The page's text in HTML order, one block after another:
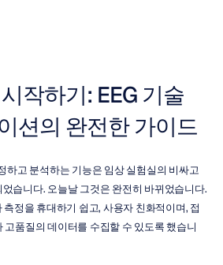
작하기: EEG 기술
션의 완전한 가이드
하고 분석하는 기능은 임상 실험실의 비싸고
습니다. 오늘날 그것은 완전히 바뀌었습니다.
측정을 휴대하기 쉽고, 사용자 친화적이며, 접
고품질의 데이터를 수집할 수 있도록 했습니